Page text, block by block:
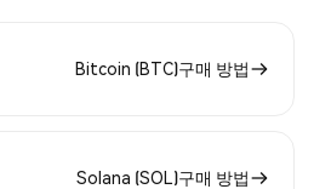
Bitcoin (BTC)구매 방법
Solana (SOL)구매 방법